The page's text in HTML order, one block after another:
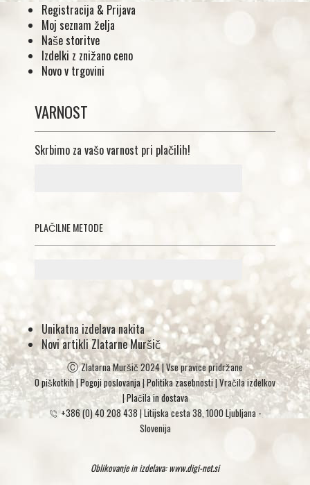
Registracija & Prijava
Moj seznam želja
Naše storitve
Izdelki z znižano ceno
Novo v trgovini
VARNOST
Skrbimo za vašo varnost pri plačilih!
PLAČILNE METODE
Unikatna izdelava nakita
Novi artikli Zlatarne Muršič
ⒸZlatarna Muršič 2024 | Vse pravice pridržane
O piškotkih|Pogoji poslovanja|Politika zasebnosti| Vračila izdelkov
|Plačila in dostava
+386 (0) 40 208 438|Litijska cesta 38, 1000 Ljubljana -
Slovenija
Oblikovanje in izdelava:www.digi-net.si